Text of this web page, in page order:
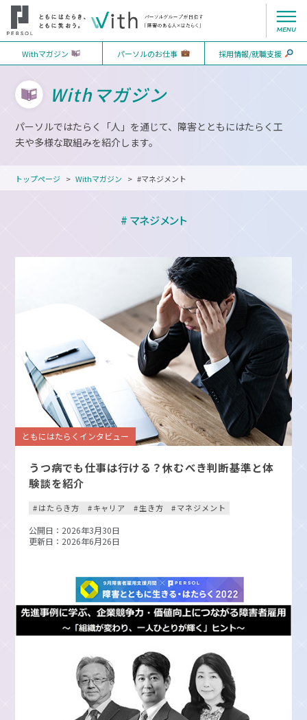
Withマガジン パーソルのお仕事 採用情報/就職支援
Withマガジン
パーソルではたらく「人」を通じて、障害とともにはたらく工
夫や多様な取組みを紹介します。
トップページ Withマガジン #マネジメント
# マネジメント
ともにはたらくインタビュー
うつ病でも仕事は行ける？休むべき判断基準と体
験談を紹介
はたらき方 キャリア 生き方 マネジメント
公開日：2026年3月30日
更新日：2026年6月26日